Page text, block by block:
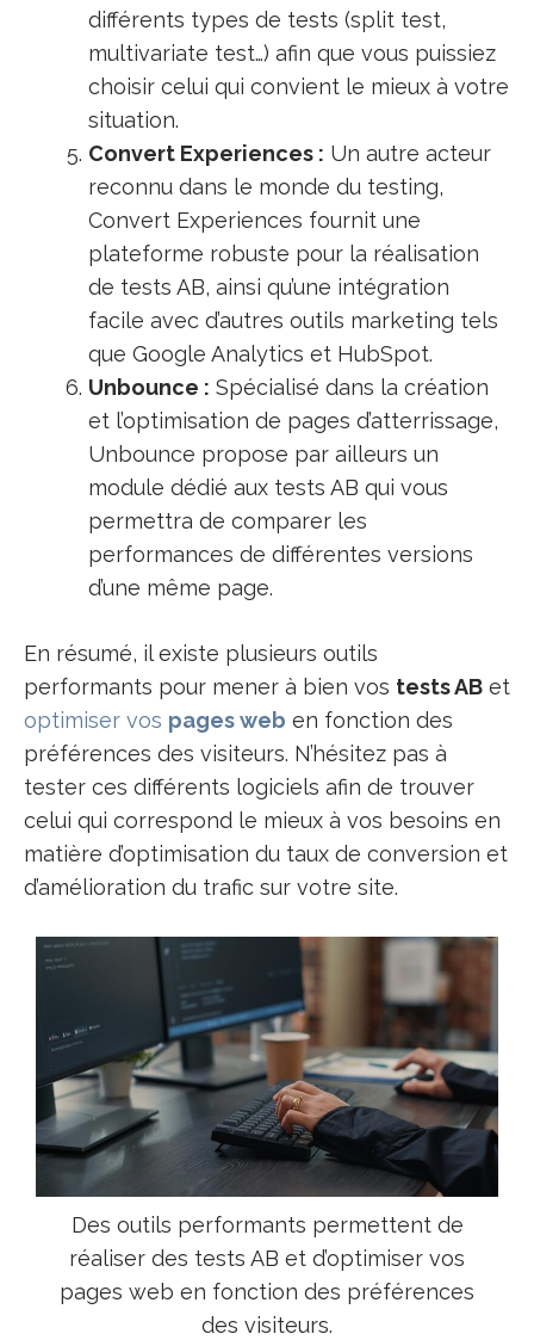
différents types de tests (split test,
multivariate test…) afin que vous puissiez
choisir celui qui convient le mieux à votre
situation.
Convert Experiences : Un autre acteur
reconnu dans le monde du testing,
Convert Experiences fournit une
plateforme robuste pour la réalisation
de tests AB, ainsi qu’une intégration
facile avec d’autres outils marketing tels
que Google Analytics et HubSpot.
Unbounce : Spécialisé dans la création
et l’optimisation de pages d’atterrissage,
Unbounce propose par ailleurs un
module dédié aux tests AB qui vous
permettra de comparer les
performances de différentes versions
d’une même page.
En résumé, il existe plusieurs outils
performants pour mener à bien vos tests AB et
optimiser vos pages web en fonction des
préférences des visiteurs. N’hésitez pas à
tester ces différents logiciels afin de trouver
celui qui correspond le mieux à vos besoins en
matière d’optimisation du taux de conversion et
d’amélioration du trafic sur votre site.
Des outils performants permettent de
réaliser des tests AB et d’optimiser vos
pages web en fonction des préférences
des visiteurs.